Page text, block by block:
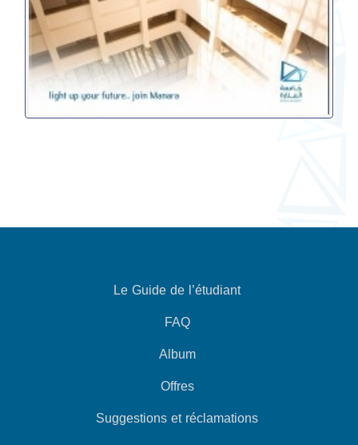
Le Guide de l’étudiant
FAQ
Album
Offres
Suggestions et réclamations